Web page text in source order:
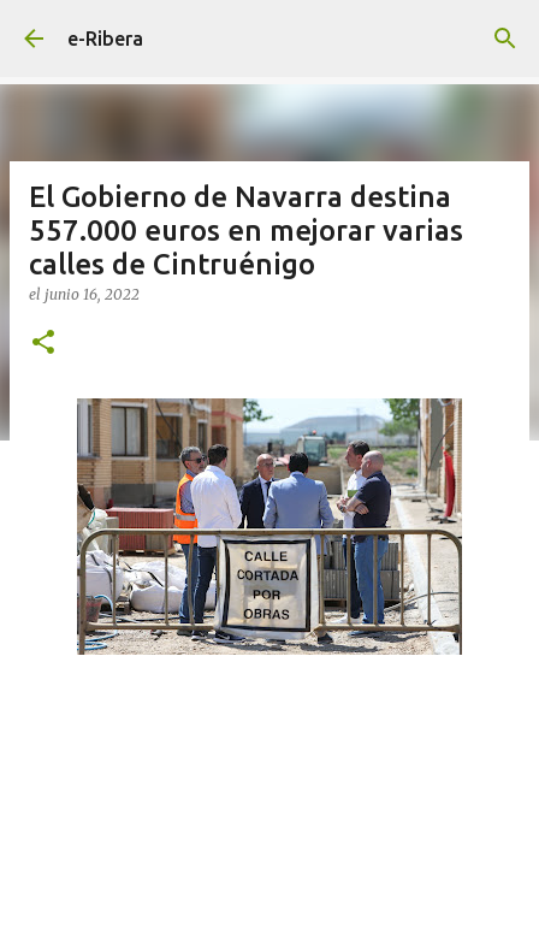
e-Ribera
El Gobierno de Navarra destina
557.000 euros en mejorar varias
calles de Cintruénigo
el junio 16, 2022